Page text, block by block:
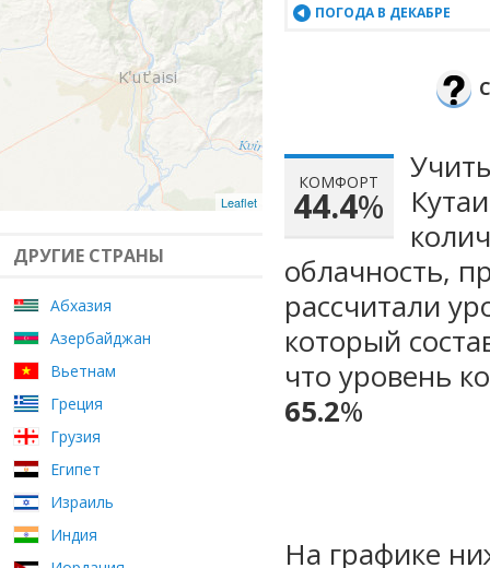
Leaflet
ДРУГИЕ СТРАНЫ
Абхазия
Азербайджан
Вьетнам
Греция
Грузия
Египет
Израиль
Индия
ПОГОДА В ДЕКАБРЕ
КОМФОРТ
44.4%
облачность,
рассчитали
который
что уровень
65.2%
На графике